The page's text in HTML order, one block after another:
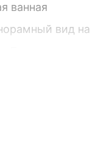
ванная
вид на
материалы и